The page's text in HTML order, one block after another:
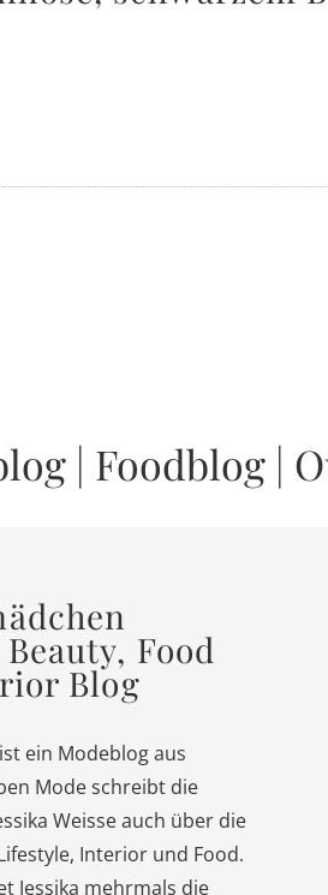
| Foodblog |
Food
Blog
ein Modeblog aus
Mode schreibt die
Weisse auch über die
Interior und Food.
Jessika mehrmals die